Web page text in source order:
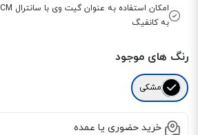
به کانفیگ
رنگ های موجود
مشکی
خرید حضوری یا عمده